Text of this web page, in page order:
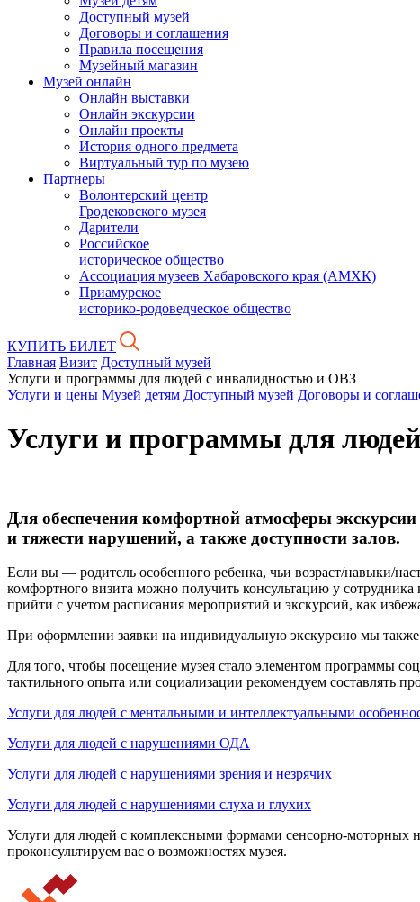
Доступный музей
Договоры и соглашения
Правила посещения
Музейный магазин
Музей онлайн
Онлайн выставки
Онлайн экскурсии
Онлайн проекты
История одного предмета
Виртуальный тур по музею
Партнеры
Волонтерский центр
Гродековского музея
Дарители
Российское
историческое общество
Ассоциация музеев Хабаровского края (АМХК)
Приамурское
историко-родоведческое общество
КУПИТЬ БИЛЕТ
Главная Визит Доступный музей
Услуги и программы для людей с инвалидностью и ОВЗ
Услуги и цены Музей детям Доступный музей Договоры и
Услуги и программы для
Для обеспечения комфортной атмосферы экскурсии
и тяжести нарушений, а также доступности залов.
Если вы — родитель особенного ребенка, чьи возраст/навыки/
комфортного визита можно получить консультацию у
прийти с учетом расписания мероприятий и экскурсий, как
При оформлении заявки на индивидуальную экскурсию мы
Для того, чтобы посещение музея стало элементом программы
тактильного опыта или социализации рекомендуем составлять
Услуги для людей с ментальными и интеллектуальными
Услуги для людей с нарушениями ОДА
Услуги для людей с нарушениями зрения и незрячих
Услуги для людей с нарушениями слуха и глухих
Услуги для людей с комплексными формами сенсорно-моторных
проконсультируем вас о возможностях музея.